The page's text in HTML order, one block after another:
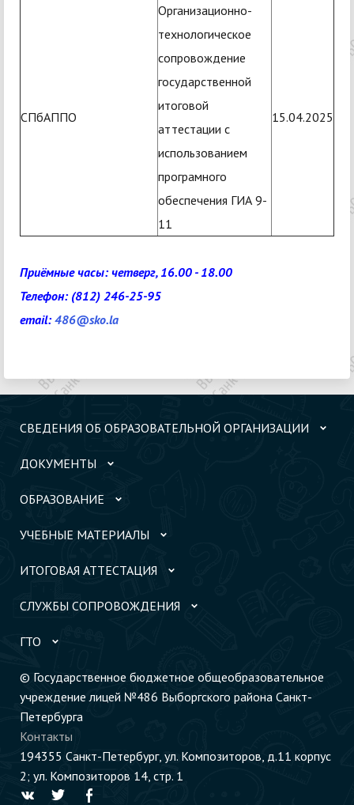
СПбАППО
Организационно-
технологическое
сопровождение
государственной
итоговой
аттестации с
использованием
програмного
обеспечения ГИА 9-
11
15.04.2025
Приёмные часы: четверг, 16.00 - 18.00
Телефон: (812) 246-25-95
email:486@sko.la
СВЕДЕНИЯ ОБ ОБРАЗОВАТЕЛЬНОЙ ОРГАНИЗАЦИИ
ДОКУМЕНТЫ
ОБРАЗОВАНИЕ
УЧЕБНЫЕ МАТЕРИАЛЫ
ИТОГОВАЯ АТТЕСТАЦИЯ
СЛУЖБЫ СОПРОВОЖДЕНИЯ
ГТО
© Государственное бюджетное общеобразовательное
учреждение лицей №486 Выборгского района Санкт-
Петербурга
Контакты
194355 Cанкт-Петербург, ул. Композиторов, д.11 корпус
2; ул. Композиторов 14, стр. 1